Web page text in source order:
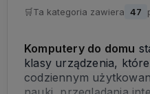
🛒Ta kategoria zawiera 47
Komputery do domu
klasy urządzenia,
codziennym